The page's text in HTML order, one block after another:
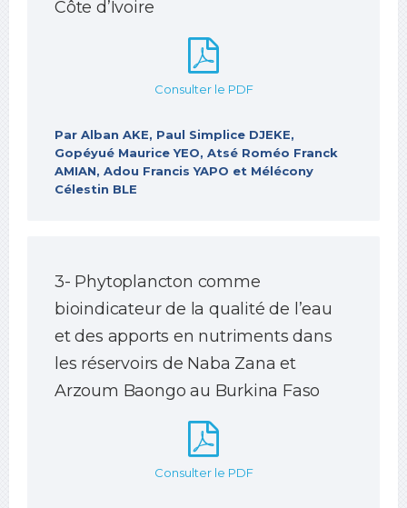
Côte d’Ivoire
Consulter le PDF
Par Alban AKE, Paul Simplice DJEKE,
Gopéyué Maurice YEO, Atsé Roméo Franck
AMIAN, Adou Francis YAPO et Mélécony
Célestin BLE
3- Phytoplancton comme
bioindicateur de la qualité de l’eau
et des apports en nutriments dans
les réservoirs de Naba Zana et
Arzoum Baongo au Burkina Faso
Consulter le PDF